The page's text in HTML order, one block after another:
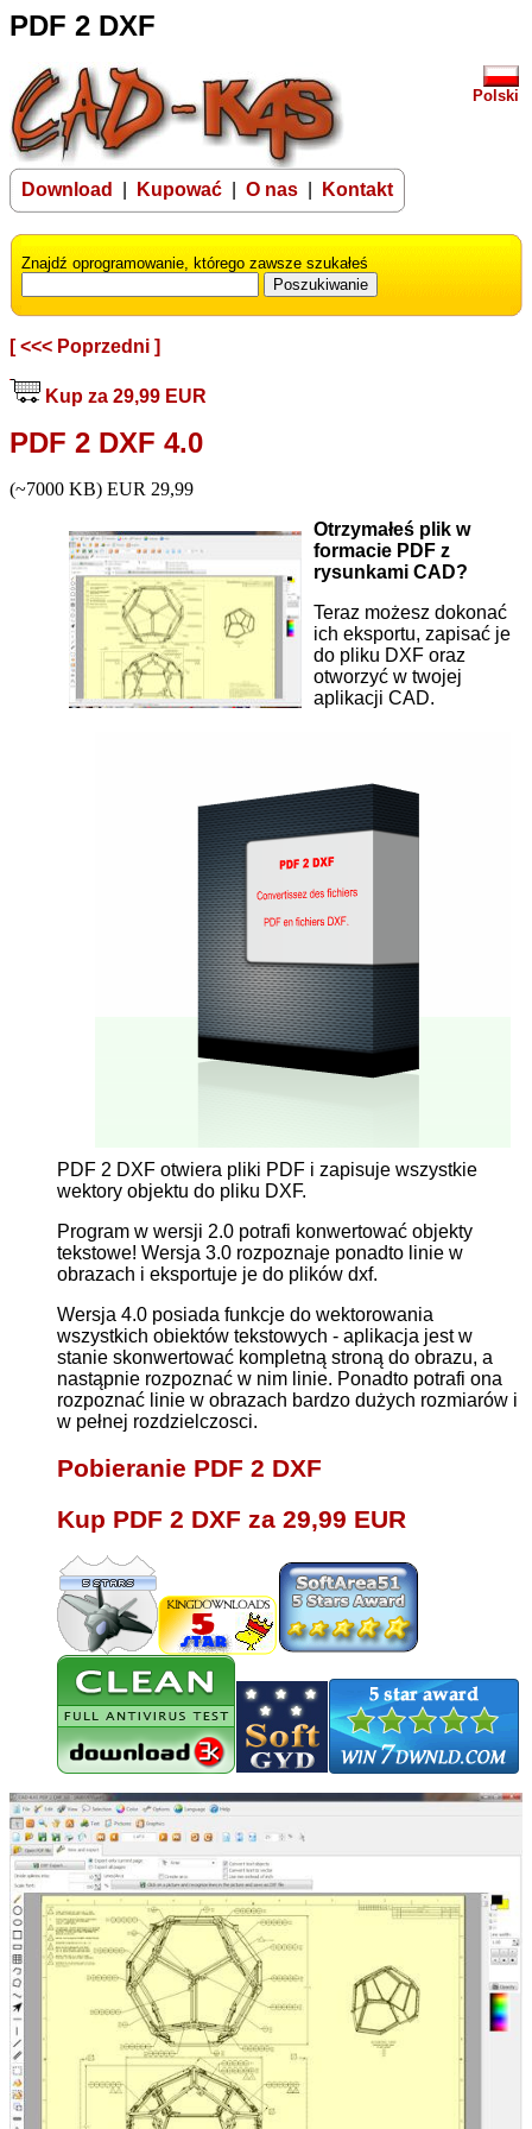
PDF 2 DXF
Polski
Download Kupować O nas Kontakt
Znajdź oprogramowanie, którego zawsze szukałeś
[ <<< Poprzedni ]
Kup za 29,99 EUR
PDF 2 DXF 4.0
(~7000 KB) EUR 29,99
Otrzymałeś plik w
formacie PDF z
rysunkami CAD?
Teraz możesz dokonać
ich eksportu, zapisać je
do pliku DXF oraz
otworzyć w twojej
aplikacji CAD.
PDF 2 DXF otwiera pliki PDF i zapisuje wszystkie
wektory objektu do pliku DXF.
Program w wersji 2.0 potrafi konwertować objekty
tekstowe! Wersja 3.0 rozpoznaje ponadto linie w
obrazach i eksportuje je do plików dxf.
Wersja 4.0 posiada funkcje do wektorowania
wszystkich obiektów tekstowych - aplikacja jest w
stanie skonwertować kompletną stroną do obrazu, a
nastąpnie rozpoznać w nim linie. Ponadto potrafi ona
rozpoznać linie w obrazach bardzo dużych rozmiarów i
w pełnej rozdzielczosci.
Pobieranie PDF 2 DXF
Kup PDF 2 DXF za 29,99 EUR